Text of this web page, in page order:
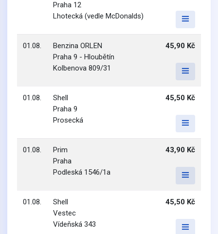
Praha 12
Lhotecká (vedle McDonalds)
01.08.
Benzina ORLEN
Praha 9 - Hloubětín
Kolbenova 809/31
45,90 Kč
01.08.
Shell
Praha 9
Prosecká
45,50 Kč
01.08.
Prim
Praha
Podleská 1546/1a
43,90 Kč
01.08.
Shell
Vestec
Vídeňská 343
45,50 Kč